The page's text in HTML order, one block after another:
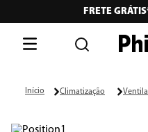
FRETE
Climatização